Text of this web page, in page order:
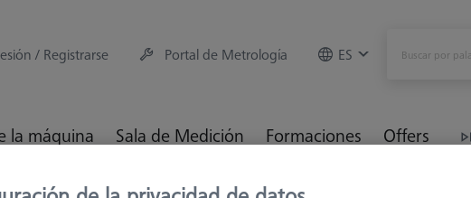
/ Registrarse Portal de Metrología ES
la máquina Sala de Medición Formaciones Offers